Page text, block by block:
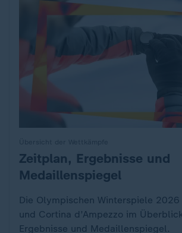
:Zeitplan, Ergebnisse und
Medaillenspiegel
Die Olympischen Winterspiele
und Cortina d’Ampezzo im
Ergebnisse und Medaillenspiegel.